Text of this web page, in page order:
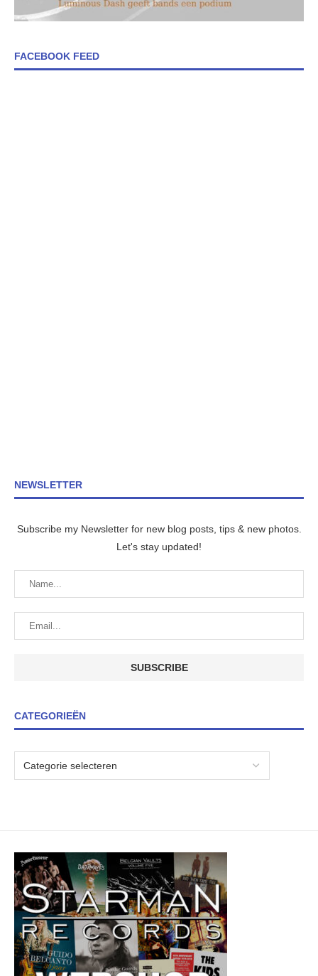
FACEBOOK FEED
NEWSLETTER
Subscribe my Newsletter for new blog posts, tips & new photos.
Let's stay updated!
CATEGORIEËN